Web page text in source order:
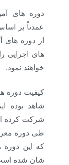
دوره های
عمدتاً بر
از دوره های
های اجرایی
خواهند نمود.
کیفیت دوره
شاهد بوده
شرکت کرده
طی دوره
که این
شان شده